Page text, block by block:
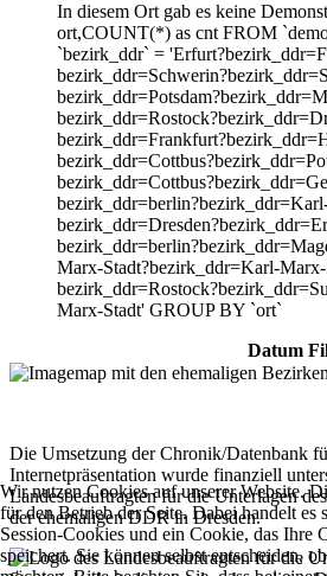
In diesem Ort gab es keine
ort,COUNT(*) as cnt FROM
`bezirk_ddr` =
Marx-Stadt?bezirk_ddr=Karl-
Marx-Stadt' GROUP BY `ort`
Datum
Die Umsetzung der Chronik/Datenbank
Internetpräsentation wurde finanziell
Landesbeauftragten für die Unterlagen
der ehemaligen DDR in Dresden.
Wir nutzen Cookies auf unserer Website.
für den Betrieb der Seite. Dabei handelt es
Session-Cookies und ein Cookie, das Ihre
speichert. Sie können selbst entscheiden,